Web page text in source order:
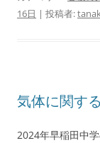
16日 | 投稿者:
気体に関す
2024年早稲田中学